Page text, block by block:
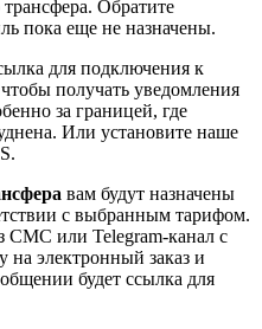
Обратите
пока еще не назначены.
для подключения к
получать уведомления
за границей, где
Или установите наше
вам будут назначены
с выбранным тарифом.
СМС или Telegram-канал с
на электронный заказ и
будет ссылка для